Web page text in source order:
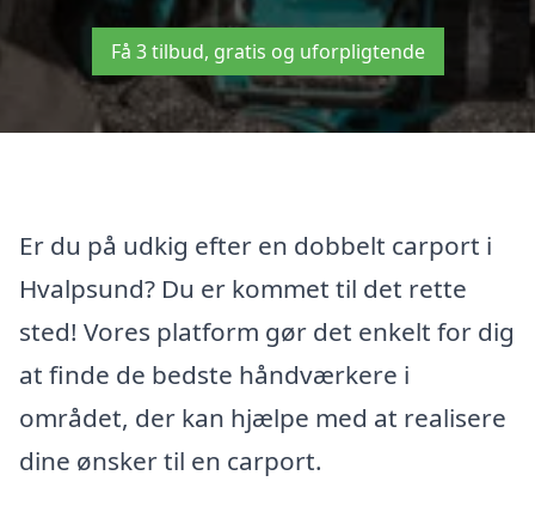
Få 3 tilbud, gratis og uforpligtende
Er du på udkig efter en dobbelt carport i
Hvalpsund? Du er kommet til det rette
sted! Vores platform gør det enkelt for dig
at finde de bedste håndværkere i
området, der kan hjælpe med at realisere
dine ønsker til en carport.